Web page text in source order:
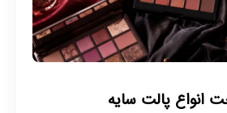
انواع پالت سایه